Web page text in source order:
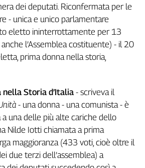
dei deputati. Riconfermata per le
- unica e unico parlamentare
eletto ininterrottamente per 13
l’Assemblea costituente) - il 20
prima donna nella storia,
Storia d’Italia - scriveva il
- una donna - una comunista - è
una delle più alte cariche dello
Nilde Iotti chiamata a prima
maggioranza (433 voti, cioè oltre il
due terzi dell’assemblea) a